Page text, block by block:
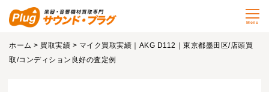
Menu
ホーム > 買取実績 > マイク買取実績｜AKG D112｜東京都墨田区/店頭買
取/コンディション良好の査定例